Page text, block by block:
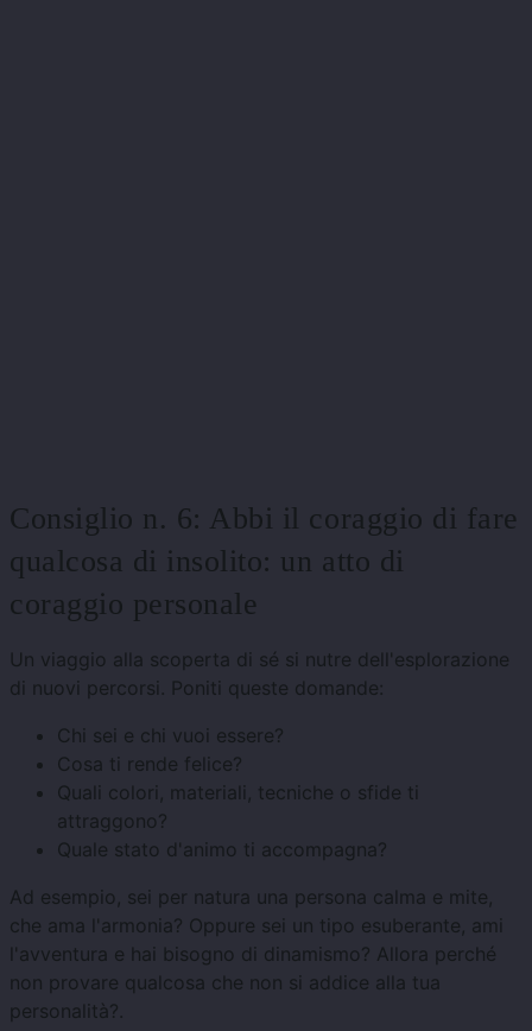
Consiglio n. 6: Abbi il coraggio di fare
qualcosa di insolito: un atto di
coraggio personale
Un viaggio alla scoperta di sé si nutre dell'esplorazione
di nuovi percorsi. Poniti queste domande:
Chi sei e chi vuoi essere?
Cosa ti rende felice?
Quali colori, materiali, tecniche o sfide ti
attraggono?
Quale stato d'animo ti accompagna?
Ad esempio, sei per natura una persona calma e mite,
che ama l'armonia? Oppure sei un tipo esuberante, ami
l'avventura e hai bisogno di dinamismo? Allora perché
non provare qualcosa che non si addice alla tua
personalità?.